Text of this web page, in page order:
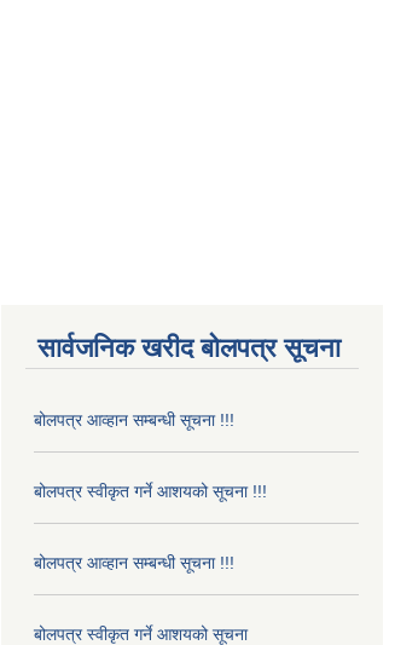
सार्वजनिक खरीद बोलपत्र सूचना
बोलपत्र आव्हान सम्बन्धी सूचना !!!
बोलपत्र स्वीकृत गर्ने आशयको सूचना !!!
बोलपत्र आव्हान सम्बन्धी सूचना !!!
बोलपत्र स्वीकृत गर्ने आशयको सूचना